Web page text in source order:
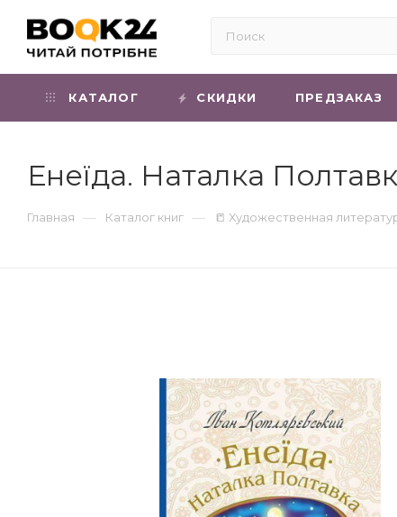
КАТАЛОГ СКИДКИ ПРЕДЗАКАЗ
Енеїда. Наталка
Главная — Каталог книг — 📒 Художественная